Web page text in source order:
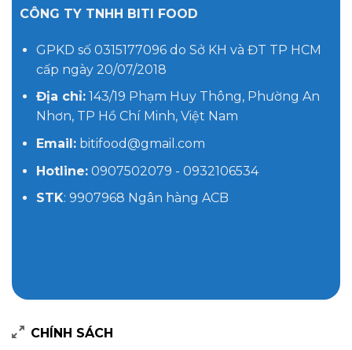
CÔNG TY TNHH BITI FOOD
GPKD số 0315177096 do Sở KH và ĐT TP HCM
cấp ngày 20/07/2018
Địa chỉ:143/19 Phạm Huy Thông, Phường An
Nhơn, TP Hồ Chí Minh, Việt Nam
Email:bitifood@gmail.com
Hotline:0907502079 - 0932106534
STK: 9907968 Ngân hàng ACB
CHÍNH SÁCH